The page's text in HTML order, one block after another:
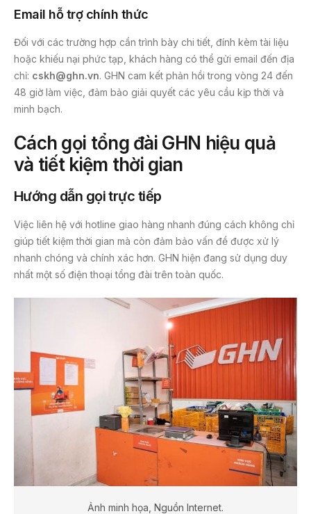
Email hỗ trợ chính thức
Đối với các trường hợp cần trình bày chi tiết, đính kèm tài liệu
hoặc khiếu nại phức tạp, khách hàng có thể gửi email đến địa
chỉ: cskh@ghn.vn. GHN cam kết phản hồi trong vòng 24 đến
48 giờ làm việc, đảm bảo giải quyết các yêu cầu kịp thời và
minh bạch.
Cách gọi tổng đài GHN hiệu quả
và tiết kiệm thời gian
Hướng dẫn gọi trực tiếp
Việc liên hệ với hotline giao hàng nhanh đúng cách không chỉ
giúp tiết kiệm thời gian mà còn đảm bảo vấn đề được xử lý
nhanh chóng và chính xác hơn. GHN hiện đang sử dụng duy
nhất một số điện thoại tổng đài trên toàn quốc.
Ảnh minh họa, Nguồn Internet.